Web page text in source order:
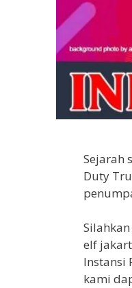
Sejarah
Duty
elf
Instansi
kami